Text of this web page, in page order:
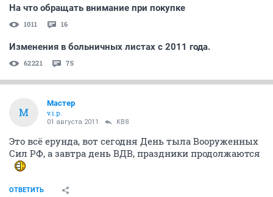
На что обращать внимание при покупке
1011 16
Изменения в больничных листах с 2011 года.
62221 75
М
Мастер
v.i.p.
01 августа 2011 KB8
Это всё ерунда, вот сегодня День тыла Вооруженных
Сил РФ, а завтра день ВДВ, праздники продолжаются
ОТВЕТИТЬ